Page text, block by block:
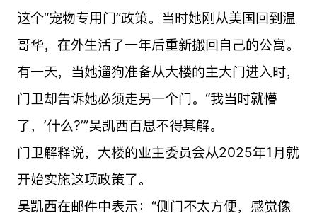
这个“宠物专用门”政策。当时她刚从美国回到温
哥华，在外生活了一年后重新搬回自己的公寓。
有一天，当她遛狗准备从大楼的主大门进入时，
门卫却告诉她必须走另一个门。“我当时就懵
了，’什么?’”吴凯西百思不得其解。
门卫解释说，大楼的业主委员会从2025年1月就
开始实施这项政策了。
吴凯西在邮件中表示：“侧门不太方便，感觉像